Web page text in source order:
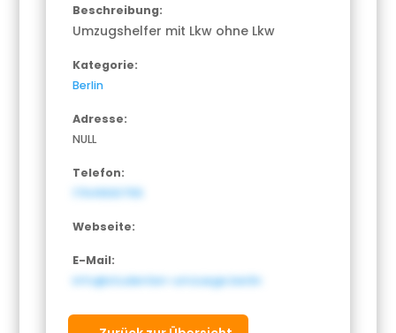
Beschreibung:
Umzugshelfer mit Lkw ohne Lkw
Kategorie:
Berlin
Adresse:
NULL
Telefon:
17641630755
Webseite:
E-Mail:
info@studenten-umzuege.berlin